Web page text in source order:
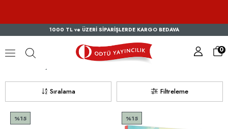
1000 TL ve ÜZERİ SİPARİŞLERDE KARGO BEDAVA
0
Filtreleme
Sıralama
%15 %15